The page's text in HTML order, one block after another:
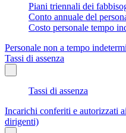
Piani triennali dei
Conto annuale del
Costo personale tempo
Personale non a tempo
Tassi di assenza
Tassi di assenza
Incarichi conferiti e autorizzati
dirigenti)